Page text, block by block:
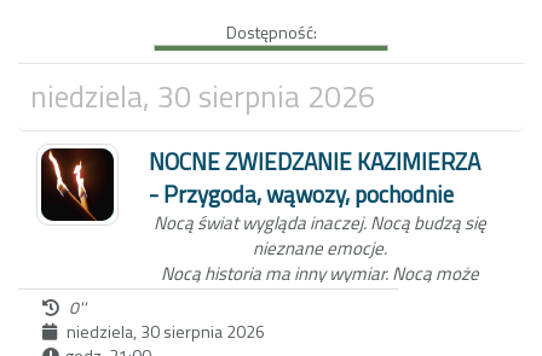
Kazimierza oraz wejdziemy z Tobą do
Wąwozu z korzeniami, wyłącznie przy
blasku pochodni. Czekamy na Ciebie o
zmierzchu, koło studni na kazimierskim
Rynku.
Dostępność:
niedziela, 30 sierpnia 2026
NOCNE ZWIEDZANIE KAZIMIERZA
- Przygoda, wąwozy, pochodnie
Nocą świat wygląda inaczej.Nocą budzą się
nieznane emocje.
Nocą historia ma inny wymiar.Nocą może
zdarzyć się wszystko...
0''
niedziela, 30 sierpnia 2026